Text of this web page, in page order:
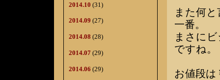
2014.10 (31)
2014.09 (27)
2014.08 (28)
2014.07 (29)
2014.06 (29)
また何
一番。
まさに
ですね。
お値段は